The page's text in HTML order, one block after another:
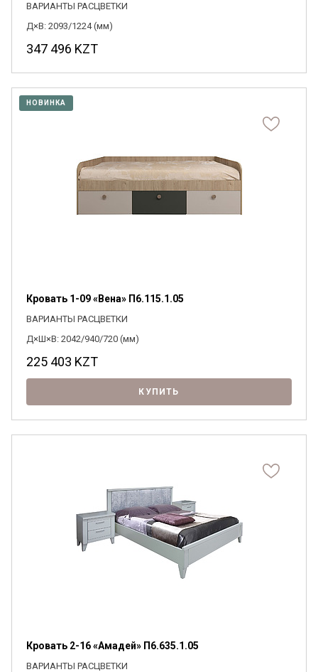
ВАРИАНТЫ РАСЦВЕТКИ
Д×В: 2093/1224 (мм)
347 496 KZT
НОВИНКА
Кровать 1-09 «Вена» П6.115.1.05
ВАРИАНТЫ РАСЦВЕТКИ
Д×Ш×В: 2042/940/720 (мм)
225 403 KZT
КУПИТЬ
Кровать 2-16 «Амадей» П6.635.1.05
ВАРИАНТЫ РАСЦВЕТКИ